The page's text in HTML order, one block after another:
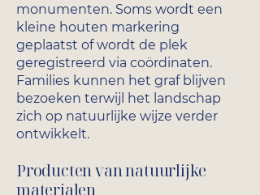
monumenten. Soms wordt een
kleine houten markering
geplaatst of wordt de plek
geregistreerd via coördinaten.
Families kunnen het graf blijven
bezoeken terwijl het landschap
zich op natuurlijke wijze verder
ontwikkelt.
Producten van natuurlijke
materialen